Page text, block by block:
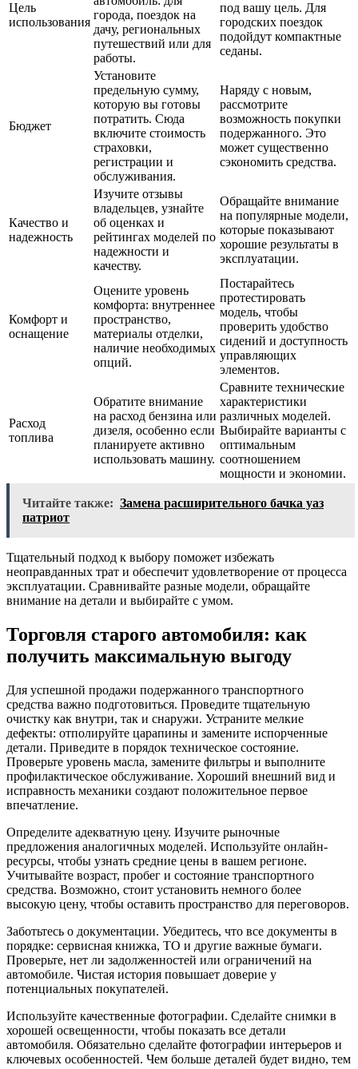
Цель
использования
города, поездок на
дачу, региональных
путешествий или для
работы.
под вашу цель. Для
городских поездок
подойдут компактные
седаны.
Бюджет
Установите
предельную сумму,
которую вы готовы
потратить. Сюда
включите стоимость
страховки,
регистрации и
обслуживания.
Наряду с новым,
рассмотрите
возможность покупки
подержанного. Это
может существенно
сэкономить средства.
Качество и
надежность
Изучите отзывы
владельцев, узнайте
об оценках и
рейтингах моделей по
надежности и
качеству.
Обращайте внимание
на популярные модели,
которые показывают
хорошие результаты в
эксплуатации.
Комфорт и
оснащение
Оцените уровень
комфорта: внутреннее
пространство,
материалы отделки,
наличие необходимых
опций.
Постарайтесь
протестировать
модель, чтобы
проверить удобство
сидений и доступность
управляющих
элементов.
Расход
топлива
Обратите внимание
на расход бензина или
дизеля, особенно если
планируете активно
использовать машину.
Сравните технические
характеристики
различных моделей.
Выбирайте варианты с
оптимальным
соотношением
мощности и экономии.
Читайте также: Замена расширительного бачка уаз
патриот
Тщательный подход к выбору поможет избежать
неоправданных трат и обеспечит удовлетворение от процесса
эксплуатации. Сравнивайте разные модели, обращайте
внимание на детали и выбирайте с умом.
Торговля старого автомобиля: как
получить максимальную выгоду
Для успешной продажи подержанного транспортного
средства важно подготовиться. Проведите тщательную
очистку как внутри, так и снаружи. Устраните мелкие
дефекты: отполируйте царапины и замените испорченные
детали. Приведите в порядок техническое состояние.
Проверьте уровень масла, замените фильтры и выполните
профилактическое обслуживание. Хороший внешний вид и
исправность механики создают положительное первое
впечатление.
Определите адекватную цену. Изучите рыночные
предложения аналогичных моделей. Используйте онлайн-
ресурсы, чтобы узнать средние цены в вашем регионе.
Учитывайте возраст, пробег и состояние транспортного
средства. Возможно, стоит установить немного более
высокую цену, чтобы оставить пространство для переговоров.
Заботьтесь о документации. Убедитесь, что все документы в
порядке: сервисная книжка, ТО и другие важные бумаги.
Проверьте, нет ли задолженностей или ограничений на
автомобиле. Чистая история повышает доверие у
потенциальных покупателей.
Используйте качественные фотографии. Сделайте снимки в
хорошей освещенности, чтобы показать все детали
автомобиля. Обязательно сделайте фотографии интерьеров и
ключевых особенностей. Чем больше деталей будет видно, тем